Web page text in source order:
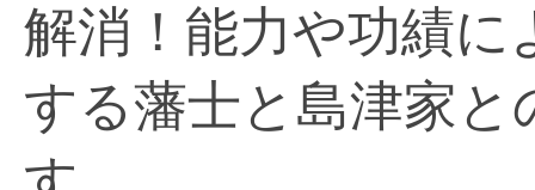
解消！能力や功績に
する藩士と島津家